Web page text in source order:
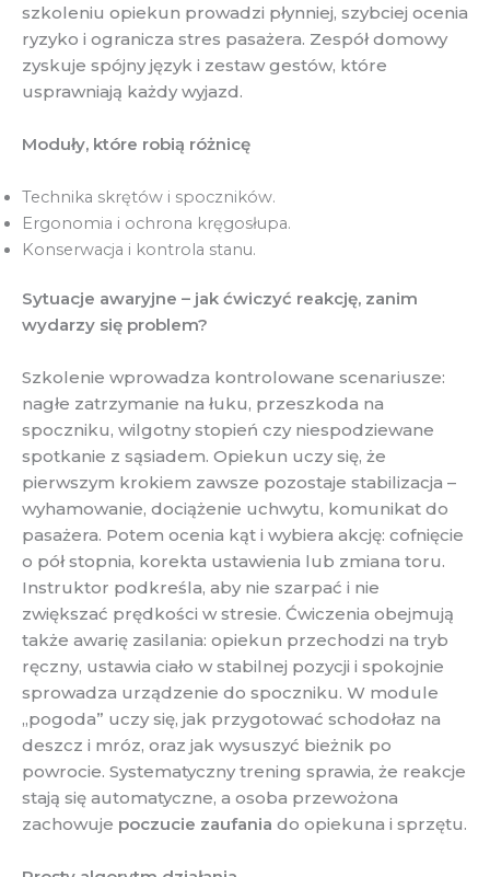
szkoleniu opiekun prowadzi płynniej, szybciej ocenia
ryzyko i ogranicza stres pasażera. Zespół domowy
zyskuje spójny język i zestaw gestów, które
usprawniają każdy wyjazd.
Moduły, które robią różnicę
Technika skrętów i spoczników.
Ergonomia i ochrona kręgosłupa.
Konserwacja i kontrola stanu.
Sytuacje awaryjne – jak ćwiczyć reakcję, zanim
wydarzy się problem?
Szkolenie wprowadza kontrolowane scenariusze:
nagłe zatrzymanie na łuku, przeszkoda na
spoczniku, wilgotny stopień czy niespodziewane
spotkanie z sąsiadem. Opiekun uczy się, że
pierwszym krokiem zawsze pozostaje stabilizacja –
wyhamowanie, dociążenie uchwytu, komunikat do
pasażera. Potem ocenia kąt i wybiera akcję: cofnięcie
o pół stopnia, korekta ustawienia lub zmiana toru.
Instruktor podkreśla, aby nie szarpać i nie
zwiększać prędkości w stresie. Ćwiczenia obejmują
także awarię zasilania: opiekun przechodzi na tryb
ręczny, ustawia ciało w stabilnej pozycji i spokojnie
sprowadza urządzenie do spoczniku. W module
„pogoda” uczy się, jak przygotować schodołaz na
deszcz i mróz, oraz jak wysuszyć bieżnik po
powrocie. Systematyczny trening sprawia, że reakcje
stają się automatyczne, a osoba przewożona
zachowuje poczucie zaufania do opiekuna i sprzętu.